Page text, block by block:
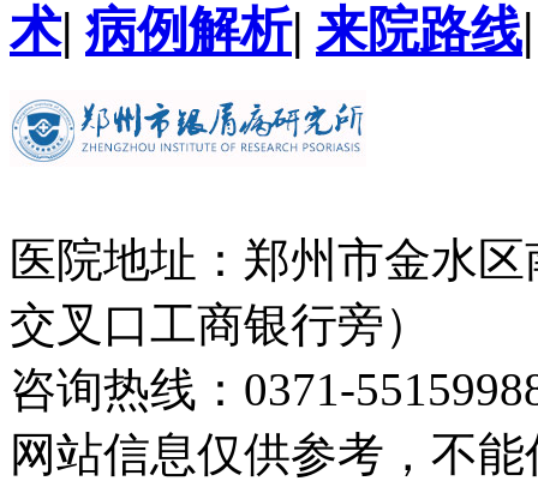
术| 病例解析| 来院路线
医院地址：郑州市金水
交叉口工商银行旁）
咨询热线：0371-
网站信息仅供参考，不